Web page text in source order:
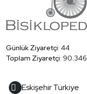
Günlük Ziyaretçi: 44
Toplam Ziyaretçi: 90.346
Eskişehir Türkiye